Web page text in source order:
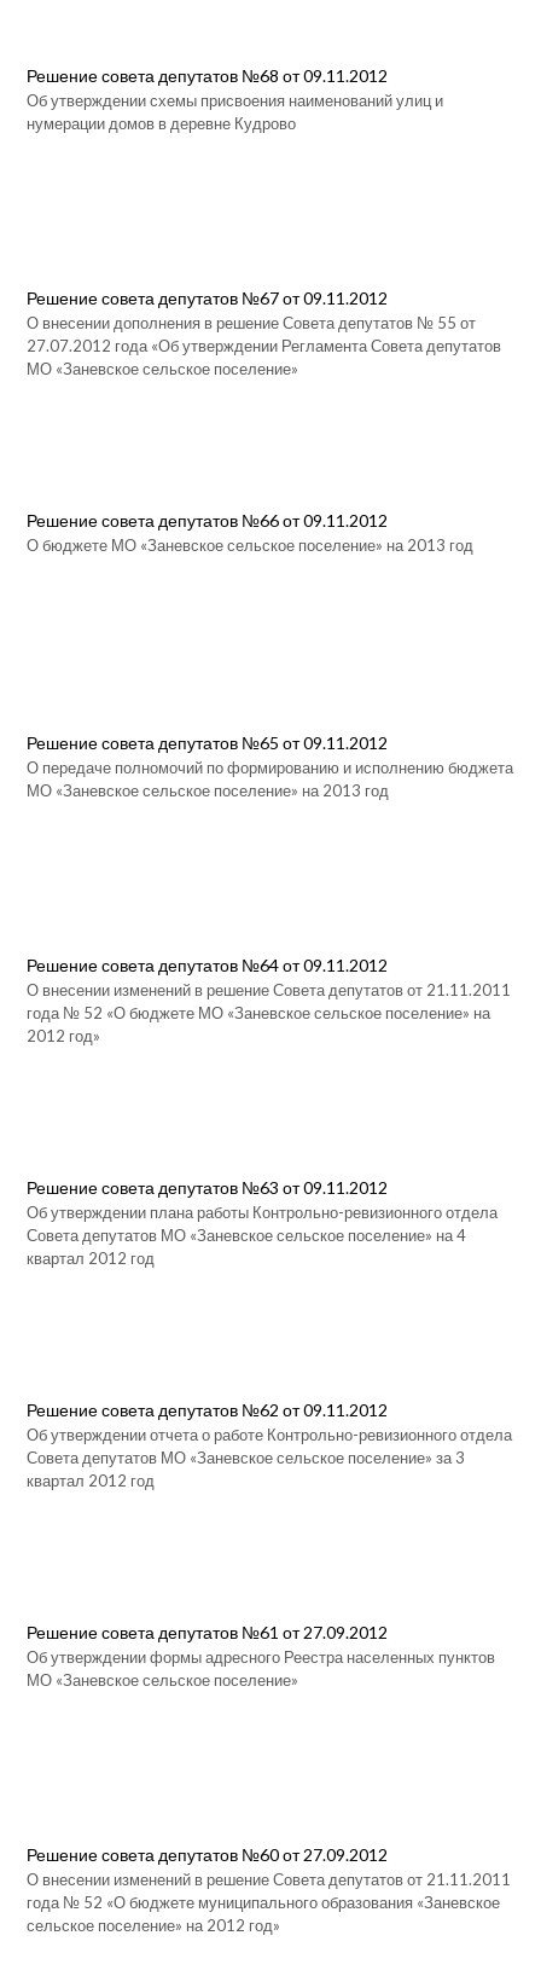
Решение совета депутатов №68 от 09.11.2012
Об утверждении схемы присвоения наименований улиц и
нумерации домов в деревне Кудрово
Решение совета депутатов №67 от 09.11.2012
О внесении дополнения в решение Совета депутатов № 55 от
27.07.2012 года «Об утверждении Регламента Совета депутатов
МО «Заневское сельское поселение»
Решение совета депутатов №66 от 09.11.2012
О бюджете МО «Заневское сельское поселение» на 2013 год
Решение совета депутатов №65 от 09.11.2012
О передаче полномочий по формированию и исполнению бюджета
МО «Заневское сельское поселение» на 2013 год
Решение совета депутатов №64 от 09.11.2012
О внесении изменений в решение Совета депутатов от 21.11.2011
года № 52 «О бюджете МО «Заневское сельское поселение» на
2012 год»
Решение совета депутатов №63 от 09.11.2012
Об утверждении плана работы Контрольно-ревизионного отдела
Совета депутатов МО «Заневское сельское поселение» на 4
квартал 2012 год
Решение совета депутатов №62 от 09.11.2012
Об утверждении отчета о работе Контрольно-ревизионного отдела
Совета депутатов МО «Заневское сельское поселение» за 3
квартал 2012 год
Решение совета депутатов №61 от 27.09.2012
Об утверждении формы адресного Реестра населенных пунктов
МО «Заневское сельское поселение»
Решение совета депутатов №60 от 27.09.2012
О внесении изменений в решение Совета депутатов от 21.11.2011
года № 52 «О бюджете муниципального образования «Заневское
сельское поселение» на 2012 год»